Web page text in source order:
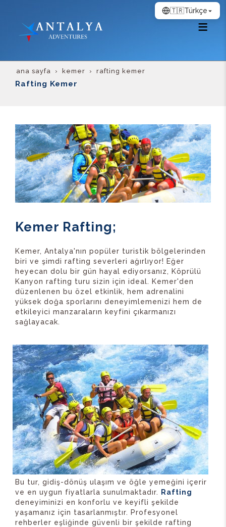
ana sayfa kemer rafting kemer
Rafting Kemer
Kemer Rafting;
Kemer, Antalya'nın popüler turistik bölgelerinden
biri ve şimdi rafting severleri ağırlıyor! Eğer
heyecan dolu bir gün hayal ediyorsanız, Köprülü
Kanyon rafting turu sizin için ideal. Kemer'den
düzenlenen bu özel etkinlik, hem adrenalini
yüksek doğa sporlarını deneyimlemenizi hem de
etkileyici manzaraların keyfini çıkarmanızı
sağlayacak.
Bu tur, gidiş-dönüş ulaşım ve öğle yemeğini içerir
ve en uygun fiyatlarla sunulmaktadır.
Rafting
deneyiminizi en konforlu ve keyifli şekilde
yaşamanız için tasarlanmıştır. Profesyonel
rehberler eşliğinde güvenli bir şekilde rafting
🇹🇷Türkçe